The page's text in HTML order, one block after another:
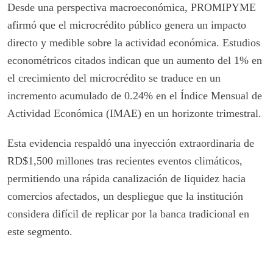
Desde una perspectiva macroeconómica, PROMIPYME
afirmó que el microcrédito público genera un impacto
directo y medible sobre la actividad económica. Estudios
econométricos citados indican que un aumento del 1% en
el crecimiento del microcrédito se traduce en un
incremento acumulado de 0.24% en el Índice Mensual de
Actividad Económica (IMAE) en un horizonte trimestral.
Esta evidencia respaldó una inyección extraordinaria de
RD$1,500 millones tras recientes eventos climáticos,
permitiendo una rápida canalización de liquidez hacia
comercios afectados, un despliegue que la institución
considera difícil de replicar por la banca tradicional en
este segmento.